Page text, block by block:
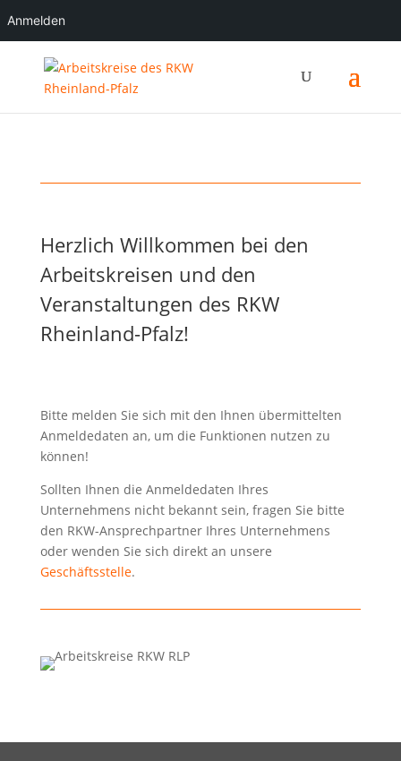
Anmelden
Herzlich Willkommen bei den
Arbeitskreisen und den
Veranstaltungen des RKW
Rheinland-Pfalz!
Bitte melden Sie sich mit den Ihnen übermittelten
Anmeldedaten an, um die Funktionen nutzen zu
können!
Sollten Ihnen die Anmeldedaten Ihres
Unternehmens nicht bekannt sein, fragen Sie bitte
den RKW-Ansprechpartner Ihres Unternehmens
oder wenden Sie sich direkt an unsere
Geschäftsstelle.